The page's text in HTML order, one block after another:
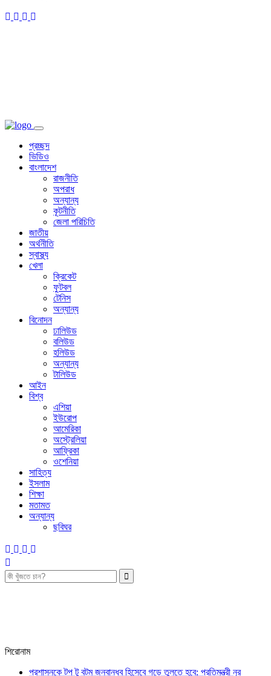
প্রচ্ছদ
ভিডিও
বাংলাদেশ
রাজনীতি
অপরাধ
অন্যান্য
কূটনীতি
জেলা পরিচিতি
জাতীয়
অর্থনীতি
স্বাস্থ্য
খেলা
ক্রিকেট
ফুটবল
টেনিস
অন্যান্য
বিনোদন
ঢালিউড
বলিউড
হলিউড
অন্যান্য
টালিউড
আইন
বিশ্ব
এশিয়া
ইউরোপ
আমেরিকা
অস্ট্রেলিয়া
আফ্রিকা
ওশেনিয়া
সাহিত্য
ইসলাম
শিক্ষা
মতামত
অন্যান্য
ছবিঘর
শিরোনাম
প্রশাসনকে টপ টু বটম জনবান্ধব হিসেবে গড়ে তুলতে হবে: প্রতিমন্ত্রী নুর